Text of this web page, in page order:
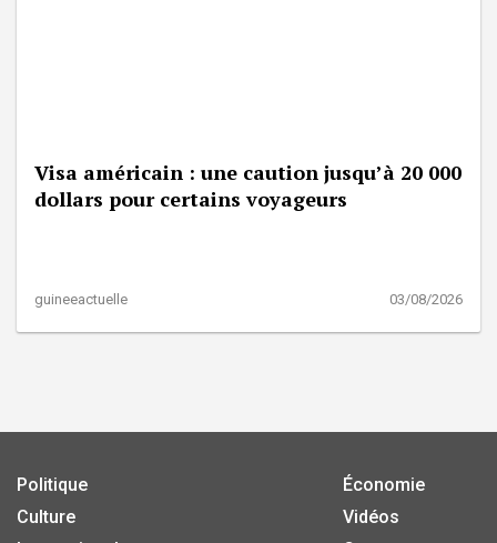
Visa américain : une caution jusqu’à 20 000
dollars pour certains voyageurs
guineeactuelle 03/08/2026
Politique
Culture
Économie
Vidéos